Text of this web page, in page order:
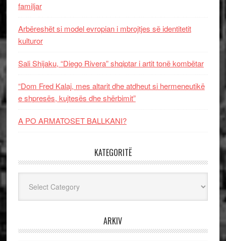
familjar
Arbëreshët si model evropian i mbrojtjes së identitetit
kulturor
Sali Shijaku, “Diego Rivera” shqiptar i artit tonë kombëtar
“Dom Fred Kalaj, mes altarit dhe atdheut si hermeneutikë
e shpresës, kujtesës dhe shërbimit”
A PO ARMATOSET BALLKANI?
KATEGORITË
ARKIV